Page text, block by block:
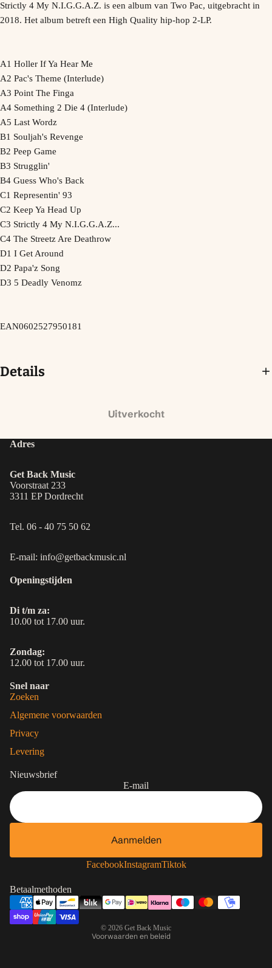
Strictly 4 My N.I.G.G.A.Z. is een album van Two Pac, uitgebracht in
2018. Het album betreft een High Quality hip-hop 2-LP.
A1 Holler If Ya Hear Me
A2 Pac's Theme (Interlude)
A3 Point The Finga
A4 Something 2 Die 4 (Interlude)
A5 Last Wordz
B1 Souljah's Revenge
B2 Peep Game
B3 Strugglin'
B4 Guess Who's Back
C1 Representin' 93
C2 Keep Ya Head Up
C3 Strictly 4 My N.I.G.G.A.Z...
C4 The Streetz Are Deathrow
D1 I Get Around
D2 Papa'z Song
D3 5 Deadly Venomz
EAN0602527950181
Details
Uitverkocht
Adres
Get Back Music
Voorstraat 233
3311 EP Dordrecht
Tel. 06 - 40 75 50 62
E-mail: info@getbackmusic.nl
Openingstijden
Di t/m za:
10.00 tot 17.00 uur.
Zondag:
12.00 tot 17.00 uur.
Snel naar
Zoeken
Algemene voorwaarden
Privacy
Levering
Nieuwsbrief
E-mail
Aanmelden
FacebookInstagramTiktok
Betaalmethoden
© 2026 Get Back Music
Voorwaarden en beleid
Privacybeleid
Algemene voorwaarden
Verzendbeleid